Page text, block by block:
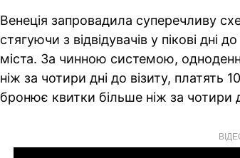
Венеція запровадила суперечливу
стягуючи з відвідувачів у пікові дні
міста. За чинною системою,
ніж за чотири дні до візиту, платять
бронює квитки більше ніж за чотири